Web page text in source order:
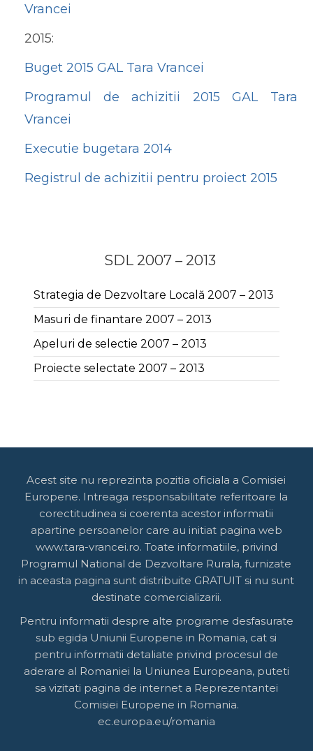
Vrancei
2015:
Buget 2015 GAL Tara Vrancei
Programul de achizitii 2015 GAL Tara
Vrancei
Executie bugetara 2014
Registrul de achizitii pentru proiect 2015
SDL 2007 – 2013
Strategia de Dezvoltare Locală 2007 – 2013
Masuri de finantare 2007 – 2013
Apeluri de selectie 2007 – 2013
Proiecte selectate 2007 – 2013
Acest site nu reprezinta pozitia oficiala a Comisiei
Europene. Intreaga responsabilitate referitoare la
corectitudinea si coerenta acestor informatii
apartine persoanelor care au initiat pagina web
www.tara-vrancei.ro. Toate informatiile, privind
Programul National de Dezvoltare Rurala, furnizate
in aceasta pagina sunt distribuite GRATUIT si nu sunt
destinate comercializarii.
Pentru informatii despre alte programe desfasurate
sub egida Uniunii Europene in Romania, cat si
pentru informatii detaliate privind procesul de
aderare al Romaniei la Uniunea Europeana, puteti
sa vizitati pagina de internet a Reprezentantei
Comisiei Europene in Romania.
ec.europa.eu/romania